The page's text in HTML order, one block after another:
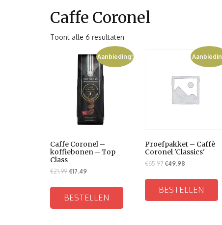
Caffe Coronel
Toont alle 6 resultaten
Aanbieding!
Caffe Coronel –
koffiebonen – Top
Class
€21.99 €17.49
BESTELLEN
Proefpakket – Caffè
Coronel 'Classics'
€65.97 €49.98
BESTELLEN